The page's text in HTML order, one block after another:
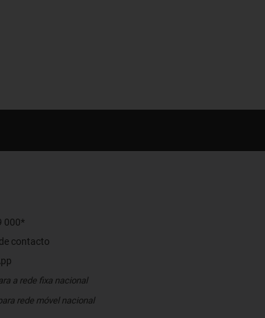
000*
contacto
a rede fixa nacional
rede móvel nacional